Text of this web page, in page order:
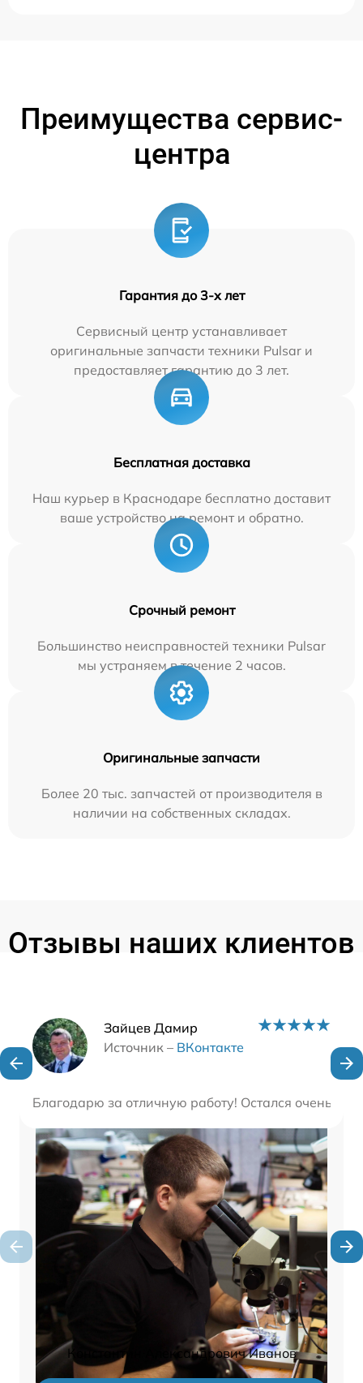
Преимущества сервис-
центра
Гарантия до 3-х лет
Сервисный центр устанавливает
оригинальные запчасти техники Pulsar и
предоставляет гарантию до 3 лет.
Бесплатная доставка
Наш курьер в Краснодаре бесплатно доставит
ваше устройство на ремонт и обратно.
Срочный ремонт
Большинство неисправностей техники Pulsar
мы устраняем в течение 2 часов.
Оригинальные запчасти
Более 20 тыс. запчастей от производителя в
наличии на собственных складах.
Отзывы наших клиентов
Зайцев Дамир
Источник – ВКонтакте
Благодарю за отличную работу! Остался очень
Наши мастера
Константин Александрович Иванов